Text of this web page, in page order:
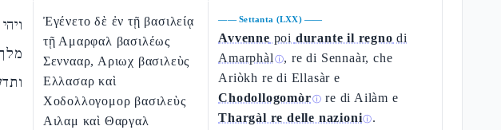
Ἐγένετο δὲ ἐν τῇ βασιλείᾳ
τῇ Αμαρφαλ βασιλέως
Σεννααρ, Αριωχ βασιλεὺς
Ελλασαρ καὶ
Χοδολλογομορ βασιλεὺς
Αιλαμ καὶ Θαργαλ
——Settanta (LXX)——
Avvenne poi durante il regno di
Amarphàl ⓘ, re di Sennaàr, che
Ariòkh re di Ellasàr e
Chodollogomòrⓘ re di Ailàm e
Thargàl re delle nazioniⓘ.